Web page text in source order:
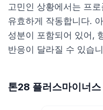
고민인 상황에서는 프
유효하게 작동합니다.
성분이 포함되어 있어,
반응이 달라질 수 있습
톤28 플러스마이너